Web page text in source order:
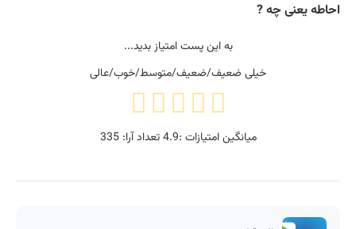
احاطه یعنی چه ?
به این پست امتیاز بدید...
خیلی ضعیف/ضعیف/متوسط/خوب/عالی
میانگین امتیازات :4.9تعداد آرا:335